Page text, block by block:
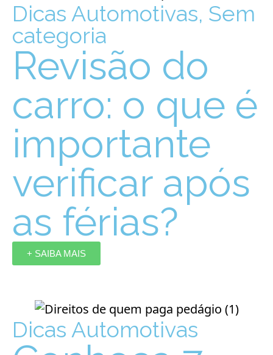
Dicas Automotivas, Sem
categoria
Revisão do
carro: o que é
importante
verificar após
as férias?
+ SAIBA MAIS
Dicas Automotivas